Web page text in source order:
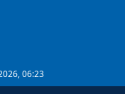
06:23